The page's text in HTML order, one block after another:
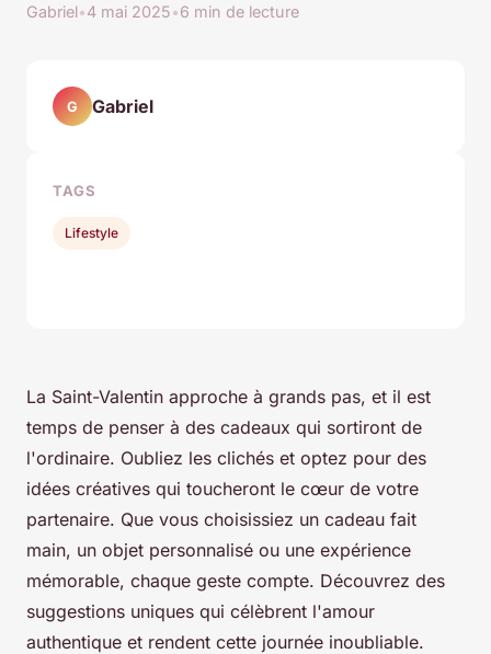
Gabriel•4 mai 2025•6 min de lecture
La Saint-Valentin approche à grands pas, et il est
temps de penser à des cadeaux qui sortiront de
l'ordinaire. Oubliez les clichés et optez pour des
idées créatives qui toucheront le cœur de votre
partenaire. Que vous choisissiez un cadeau fait
main, un objet personnalisé ou une expérience
mémorable, chaque geste compte. Découvrez des
suggestions uniques qui célèbrent l'amour
authentique et rendent cette journée inoubliable.
G Gabriel
TAGS
Lifestyle